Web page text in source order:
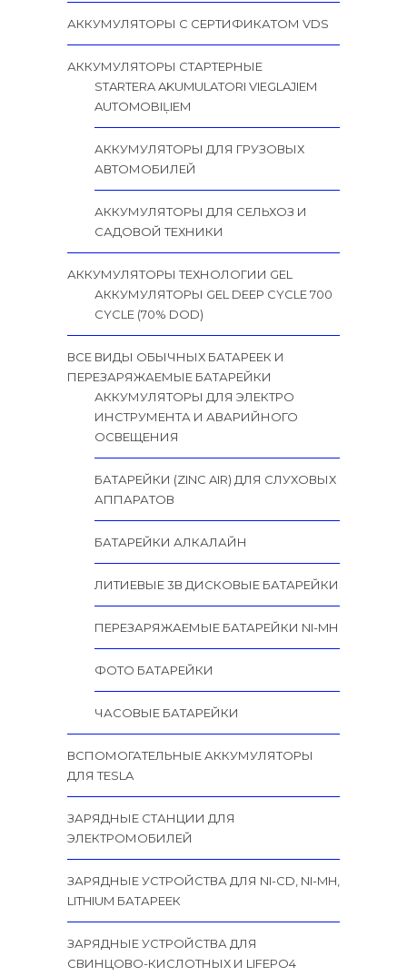
АККУМУЛЯТОРЫ С СЕРТИФИКАТОМ VDS
АККУМУЛЯТОРЫ СТАРТЕРНЫЕ
STARTERA AKUMULATORI VIEGLAJIEM
AUTOMOBIĻIEM
АККУМУЛЯТОРЫ ДЛЯ ГРУЗОВЫХ
АВТОМОБИЛЕЙ
АККУМУЛЯТОРЫ ДЛЯ СЕЛЬХОЗ И
САДОВОЙ ТЕХНИКИ
АККУМУЛЯТОРЫ ТЕХНОЛОГИИ GEL
АККУМУЛЯТОРЫ GEL DEEP CYCLE 700
CYCLE (70% DOD)
ВСЕ ВИДЫ ОБЫЧНЫХ БАТАРЕЕК И
ПЕРЕЗАРЯЖАЕМЫЕ БАТАРЕЙКИ
АККУМУЛЯТОРЫ ДЛЯ ЭЛЕКТРО
ИНСТРУМЕНТА И АВАРИЙНОГО
ОСВЕЩЕНИЯ
БАТАРЕЙКИ (ZINC AIR) ДЛЯ СЛУХОВЫХ
АППАРАТОВ
БАТАРЕЙКИ АЛКАЛАЙН
ЛИТИЕВЫЕ 3В ДИСКОВЫЕ БАТАРЕЙКИ
ПЕРЕЗАРЯЖАЕМЫЕ БАТАРЕЙКИ NI-MH
ФОТО БАТАРЕЙКИ
ЧАСОВЫЕ БАТАРЕЙКИ
ВСПОМОГАТЕЛЬНЫЕ АККУМУЛЯТОРЫ
ДЛЯ TESLA
ЗАРЯДНЫЕ СТАНЦИИ ДЛЯ
ЭЛЕКТРОМОБИЛЕЙ
ЗАРЯДНЫЕ УСТРОЙСТВА ДЛЯ NI-CD, NI-MH,
LITHIUM БАТАРЕЕК
ЗАРЯДНЫЕ УСТРОЙСТВА ДЛЯ
СВИНЦОВО-КИСЛОТНЫХ И LIFEPO4